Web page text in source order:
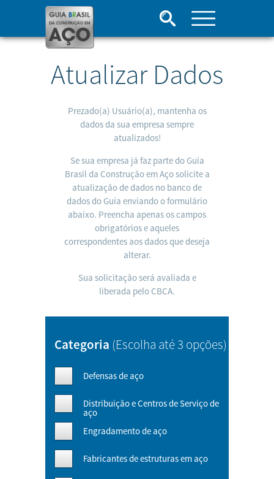
Atualizar Dados
Prezado(a) Usuário(a), mantenha os
dados da sua empresa sempre
atualizados!
Se sua empresa já faz parte do Guia
Brasil da Construção em Aço solicite a
atualização de dados no banco de
dados do Guia enviando o formulário
abaixo. Preencha apenas os campos
obrigatórios e aqueles
correspondentes aos dados que deseja
alterar.
Sua solicitação será avaliada e
liberada pelo CBCA.
Categoria (Escolha até 3 opções)
Defensas de aço
Distribuição e Centros de Serviço de
aço
Engradamento de aço
Fabricantes de estruturas em aço